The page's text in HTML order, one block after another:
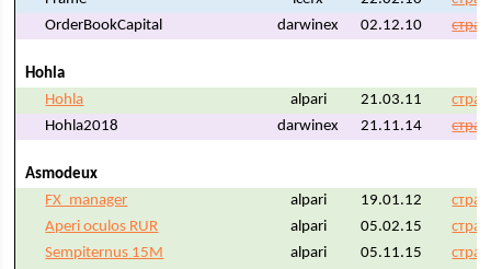
OrderBookCapital
darwinex 02.12.10
Hohla
Hohla
alpari 21.03.11
Hohla2018
darwinex 21.11.14
Asmodeux
FX_manager
alpari 19.01.12
Aperi oculos RUR
alpari 05.02.15
Sempiternus 15M
alpari 05.11.15